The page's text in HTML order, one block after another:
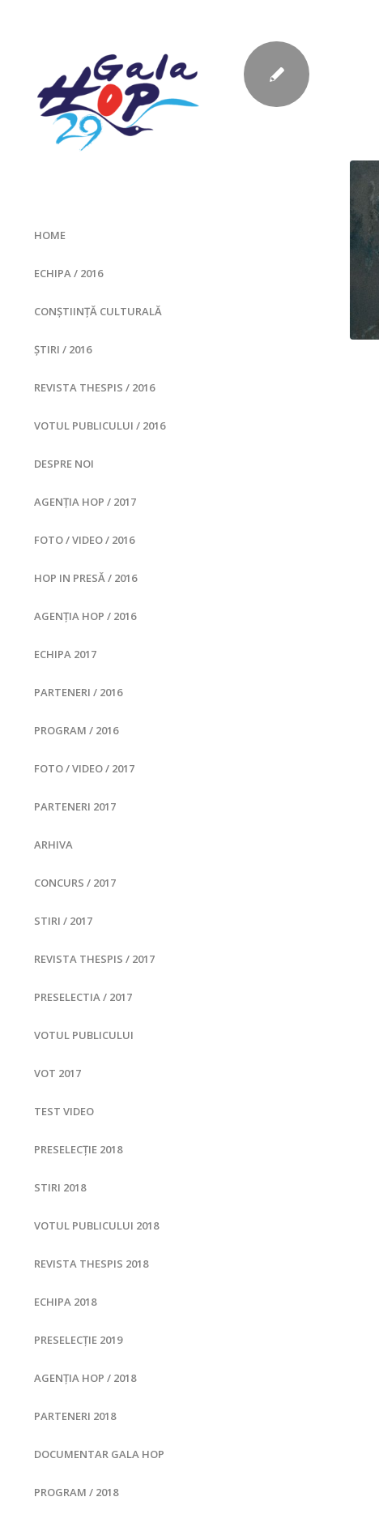
HOME
ECHIPA / 2016
CONȘTIINȚĂ CULTURALĂ
ȘTIRI / 2016
REVISTA THESPIS / 2016
VOTUL PUBLICULUI / 2016
DESPRE NOI
AGENȚIA HOP / 2017
FOTO / VIDEO / 2016
HOP IN PRESĂ / 2016
AGENȚIA HOP / 2016
ECHIPA 2017
PARTENERI / 2016
PROGRAM / 2016
FOTO / VIDEO / 2017
PARTENERI 2017
ARHIVA
CONCURS / 2017
STIRI / 2017
REVISTA THESPIS / 2017
PRESELECTIA / 2017
VOTUL PUBLICULUI
VOT 2017
TEST VIDEO
PRESELECȚIE 2018
STIRI 2018
VOTUL PUBLICULUI 2018
REVISTA THESPIS 2018
ECHIPA 2018
PRESELECȚIE 2019
AGENȚIA HOP / 2018
PARTENERI 2018
DOCUMENTAR GALA HOP
PROGRAM / 2018